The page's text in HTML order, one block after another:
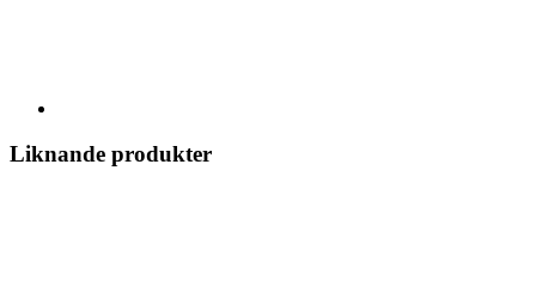
Liknande produkter